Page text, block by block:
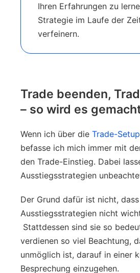
Ihren Erfahrungen zu
Strategie im Laufe der
verfeinern.
Trade beenden,
– so wird es
Wenn ich über die Trade-
befasse ich mich immer mit
den Trade-Einstieg. Dabei
Ausstiegsstrategien
Der Grund dafür ist nicht, dass
Ausstiegsstrategien nicht
Stattdessen sind sie so
verdienen so viel Beachtung,
unmöglich ist, darauf in einer
Besprechung einzugehen.